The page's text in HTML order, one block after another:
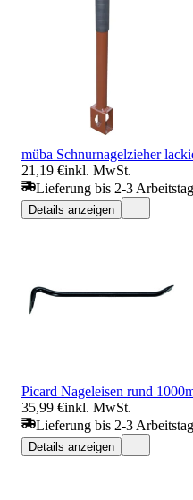
müba Schnurnagelzieher
21,19 €inkl. MwSt.
Lieferung bis 2-3
Details anzeigen
Picard Nageleisen rund
35,99 €inkl. MwSt.
Lieferung bis 2-3
Details anzeigen